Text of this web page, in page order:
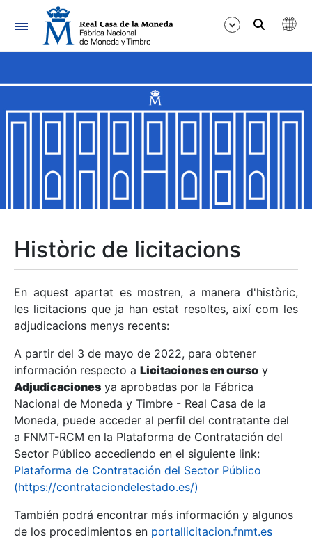
Navegació
Mostra/Amaga
Mostra/Amaga
Mostra/Amaga
Mostra/Amaga
Mostra/Amaga
Històric de licitacions
En aquest apartat es mostren, a manera d'històric,
les licitacions que ja han estat resoltes, així com les
adjudicacions menys recents:
A partir del 3 de mayo de 2022, para obtener
información respecto a Licitaciones en curso y
Adjudicaciones ya aprobadas por la Fábrica
Nacional de Moneda y Timbre - Real Casa de la
Moneda, puede acceder al perfil del contratante del
a FNMT-RCM en la Plataforma de Contratación del
Sector Público accediendo en el siguiente link:
Plataforma de Contratación del Sector Público
(https://contrataciondelestado.es/)
También podrá encontrar más información y algunos
de los procedimientos en portallicitacion.fnmt.es